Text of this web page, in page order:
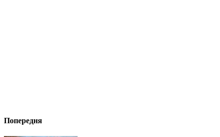
Попередня